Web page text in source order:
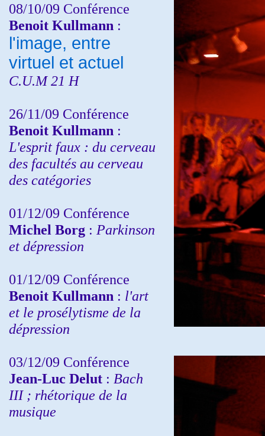
08/10/09 Conférence
Benoit Kullmann :
l'image, entre
virtuel et actuel
C.U.M 21 H
26/11/09 Conférence
Benoit Kullmann :
L'esprit faux : du cerveau
des facultés au cerveau
des catégories
01/12/09 Conférence
Michel Borg : Parkinson
et dépression
01/12/09 Conférence
Benoit Kullmann : l'art
et le prosélytisme de la
dépression
03/12/09 Conférence
Jean-Luc Delut : Bach
III ; rhétorique de la
musique